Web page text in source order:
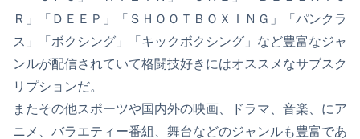
Ｒ」「ＤＥＥＰ」「ＳＨＯＯＴＢＯＸＩＮＧ」「パンクラ
ス」「ボクシング」「キックボクシング」など豊富なジャ
ンルが配信されていて格闘技好きにはオススメなサブスク
リプションだ。
またその他スポーツや国内外の映画、ドラマ、音楽、にア
ニメ、バラエティー番組、舞台などのジャンルも豊富であ